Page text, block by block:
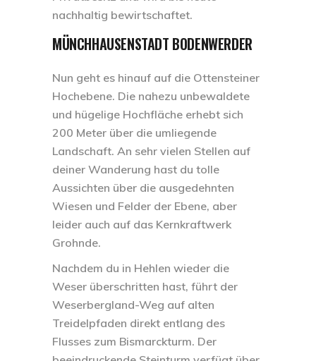
nachhaltig bewirtschaftet.
MÜNCHHAUSENSTADT BODENWERDER
Nun geht es hinauf auf die Ottensteiner
Hochebene. Die nahezu unbewaldete
und hügelige Hochfläche erhebt sich
200 Meter über die umliegende
Landschaft. An sehr vielen Stellen auf
deiner Wanderung hast du tolle
Aussichten über die ausgedehnten
Wiesen und Felder der Ebene, aber
leider auch auf das Kernkraftwerk
Grohnde.
Nachdem du in Hehlen wieder die
Weser überschritten hast, führt der
Weserbergland-Weg auf alten
Treidelpfaden direkt entlang des
Flusses zum Bismarckturm. Der